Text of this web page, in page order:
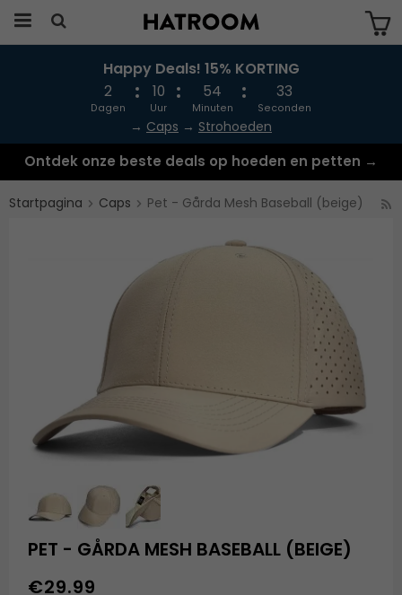
Produkten har blivit tillagd i varukorgen
Happy Deals! 15% KORTING
2
Dagen
10
Uur
54
Minuten
33
Seconden
→ Caps → Strohoeden
Ontdek onze beste deals op hoeden en petten →
Startpagina Caps Pet - Gårda Mesh Baseball (beige)
PET - GÅRDA MESH BASEBALL (BEIGE)
€29.99